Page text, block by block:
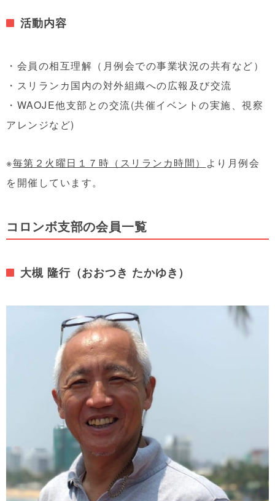
活動内容
・会員の相互理解（月例会での事業状況の共有など）
・スリランカ国内の対外組織への広報及び交流
・WAOJE他支部との交流(共催イベントの実施、視察
アレンジなど)
※毎第２火曜日１７時（スリランカ時間）
より月例会
を開催しています。
コロンボ支部の会員一覧
大槻 隆行（おおつき たかゆき）